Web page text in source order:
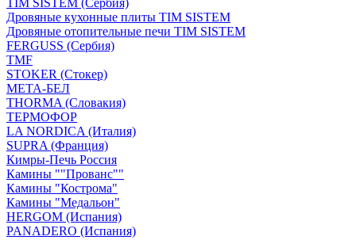
TIM SISTEM (Сербия)
Дровяные кухонные плиты TIM SISTEM
Дровяные отопительные печи TIM SISTEM
FERGUSS (Сербия)
TMF
STOKER (Стокер)
МЕТА-БЕЛ
THORMA (Словакия)
ТЕРМОФОР
LA NORDICA (Италия)
SUPRA (Франция)
Кимры-Печь Россия
Камины ""Прованс""
Камины "Кострома"
Камины "Медальон"
HERGOM (Испания)
PANADERO (Испания)